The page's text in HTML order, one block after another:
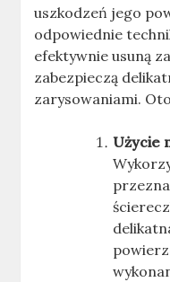
uszkodzeń jego
odpowiednie
efektywnie usuną
zabezpieczą
zarysowaniami.
Użycie